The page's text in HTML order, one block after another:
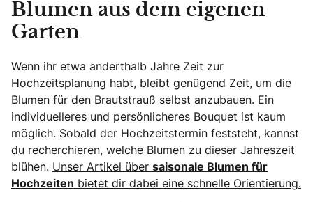
Blumen aus dem eigenen
Garten
Wenn ihr etwa anderthalb Jahre Zeit zur
Hochzeitsplanung habt, bleibt genügend Zeit, um die
Blumen für den Brautstrauß selbst anzubauen. Ein
individuelleres und persönlicheres Bouquet ist kaum
möglich. Sobald der Hochzeitstermin feststeht, kannst
du recherchieren, welche Blumen zu dieser Jahreszeit
blühen. Unser Artikel über saisonale Blumen für
Hochzeiten bietet dir dabei eine schnelle Orientierung.